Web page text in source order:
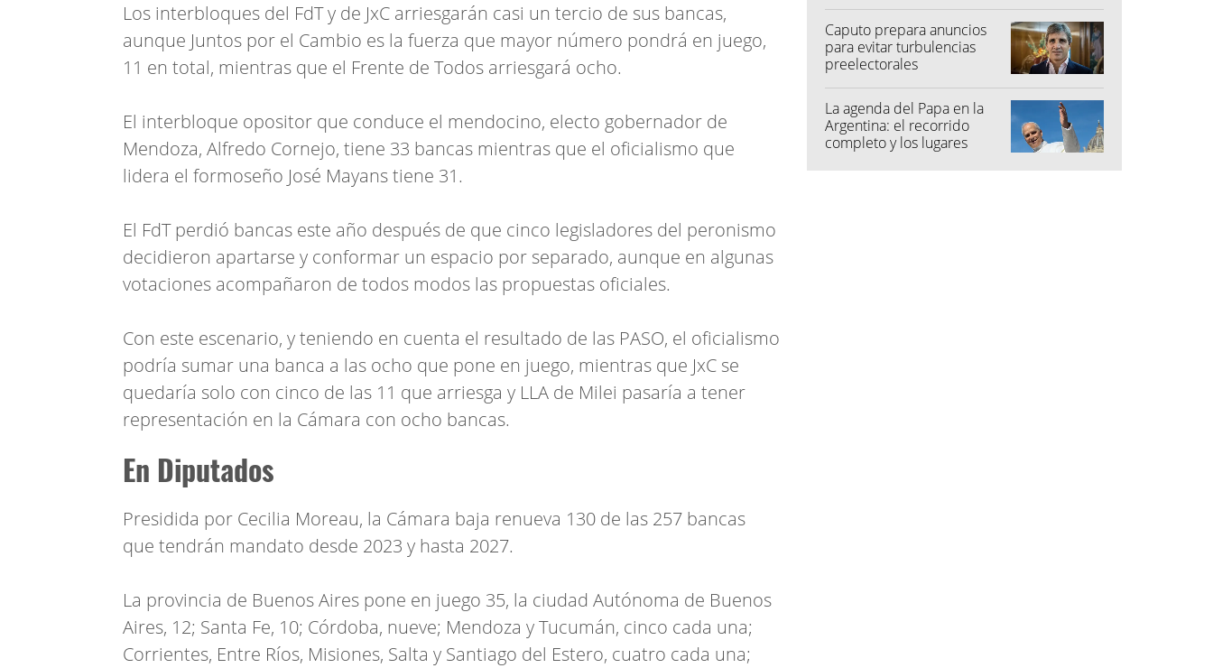
Los interbloques del FdT y de JxC arriesgarán casi un tercio de sus bancas,
aunque Juntos por el Cambio es la fuerza que mayor número pondrá en juego,
11 en total, mientras que el Frente de Todos arriesgará ocho.
El interbloque opositor que conduce el mendocino, electo gobernador de
Mendoza, Alfredo Cornejo, tiene 33 bancas mientras que el oficialismo que
lidera el formoseño José Mayans tiene 31.
El FdT perdió bancas este año después de que cinco legisladores del peronismo
decidieron apartarse y conformar un espacio por separado, aunque en algunas
votaciones acompañaron de todos modos las propuestas oficiales.
Con este escenario, y teniendo en cuenta el resultado de las PASO, el oficialismo
podría sumar una banca a las ocho que pone en juego, mientras que JxC se
quedaría solo con cinco de las 11 que arriesga y LLA de Milei pasaría a tener
representación en la Cámara con ocho bancas.
En Diputados
Presidida por Cecilia Moreau, la Cámara baja renueva 130 de las 257 bancas
que tendrán mandato desde 2023 y hasta 2027.
La provincia de Buenos Aires pone en juego 35, la ciudad Autónoma de Buenos
Aires, 12; Santa Fe, 10; Córdoba, nueve; Mendoza y Tucumán, cinco cada una;
Corrientes, Entre Ríos, Misiones, Salta y Santiago del Estero, cuatro cada una;
Caputo prepara anuncios
para evitar turbulencias
preelectorales
La agenda del Papa en la
Argentina: el recorrido
completo y los lugares